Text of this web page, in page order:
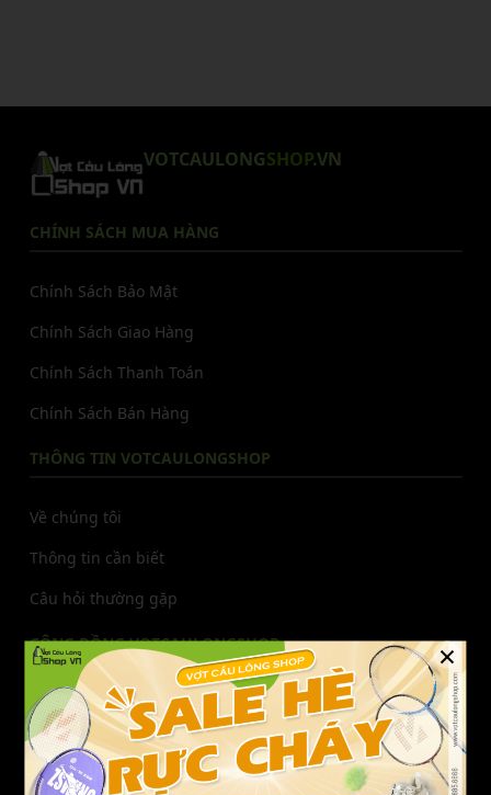
VOTCAULONGSHOP.VN
CHÍNH SÁCH MUA HÀNG
Chính Sách Bảo Mật
Chính Sách Giao Hàng
Chính Sách Thanh Toán
Chính Sách Bán Hàng
THÔNG TIN VOTCAULONGSHOP
Về chúng tôi
Thông tin cần biết
Câu hỏi thường gặp
CỘNG ĐỒNG VOTCAULONGSHOP
Facebook
Tiktok
Zalo
Youtube
Instagram
Pinterest
×